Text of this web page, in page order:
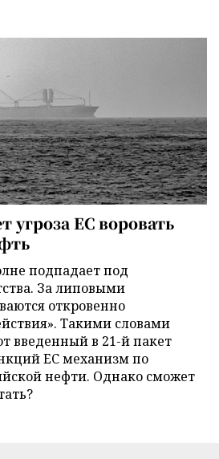
угроза ЕС воровать
подпадает под
За липовыми
откровенно
Такими словами
введенный в 21-й пакет
ЕС механизм по
нефти. Однако сможет